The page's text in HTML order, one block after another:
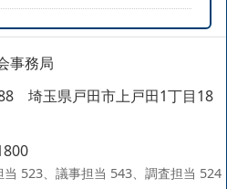
事務局
埼玉県戸田市上戸田1丁目18
当 523、議事担当 543、調査担当 524